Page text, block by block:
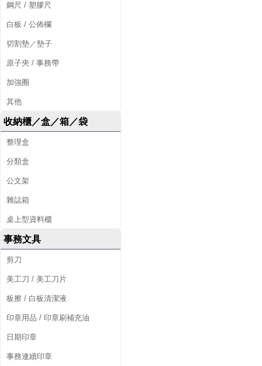
鋼尺 / 塑膠尺
白板 / 公佈欄
切割墊／墊子
原子夾 / 事務帶
加強圈
其他
收納櫃／盒／箱／袋
整理盒
分類盒
公文架
雜誌箱
桌上型資料櫃
事務文具
剪刀
美工刀 / 美工刀片
板擦 / 白板清潔液
印章用品 / 印章刷補充油
日期印章
事務連續印章